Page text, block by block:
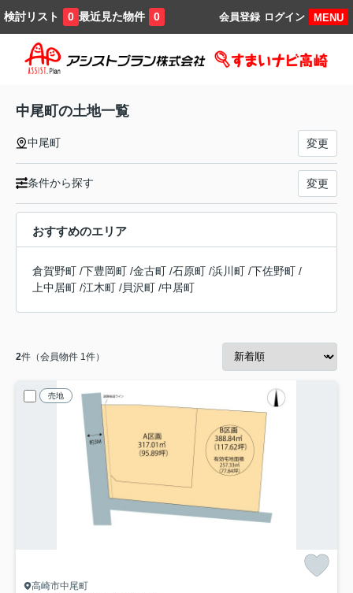
検討リスト 0 最近見た物件 0 MENU
ログイン
会員登録
中尾町の土地一覧
中尾町 変更
条件から探す 変更
おすすめのエリア
倉賀野町 /下豊岡町 /金古町 /石原町 /浜川町 /下佐野町 /
上中居町 /江木町 /貝沢町 /中居町
2件（会員物件 1件）
売地
高崎市中尾町